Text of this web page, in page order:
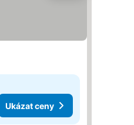
Ukázat ceny